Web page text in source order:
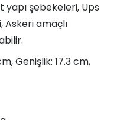
şebekeleri, Ups
amaçlı
Genişlik: 17.3 cm,